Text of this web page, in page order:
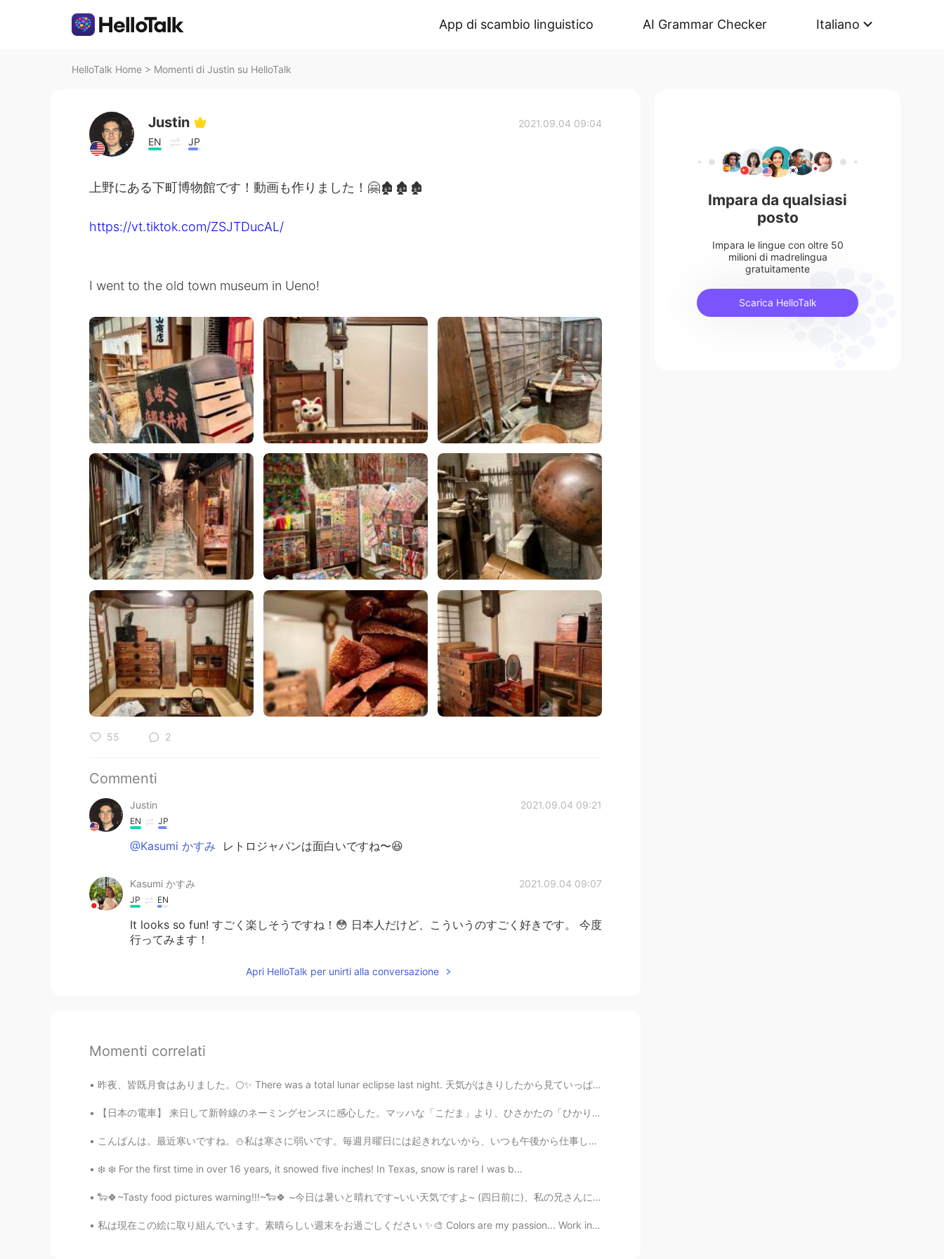
App di scambio linguistico AI Grammar Checker Italiano
HelloTalk Home > Momenti di Justin su HelloTalk
Justin
EN JP
2021.09.04 09:04
上野にある下町博物館です！動画も作りました！🤗🏚🏚🏚
https://vt.tiktok.com/ZSJTDucAL/
I went to the old town museum in Ueno!
55 2
Commenti
Justin 2021.09.04 09:21
EN JP
@Kasumi かすみ レトロジャパンは面白いですね〜😆
Kasumi かすみ 2021.09.04 09:07
JP EN
It looks so fun! すごく楽しそうですね！😳 日本人だけど、こういうのすごく好きです。 今度
行ってみます！
Apri HelloTalk per unirti alla conversazione
Momenti correlati
昨夜、皆既月食はありました。🌕✨ There was a total lunar eclipse last night. 天気がはきりしたから見ていっぱい！ The weather was ...
【日本の電車】 来日して新幹線のネーミングセンスに感心した。マッハな「こだま」より、ひさかたの「ひかり」、そしてそれを勝る「のぞみ」。 「のぞみ」は物理を超える速さ。ロマンがある。もっと速い...
こんばんは。最近寒いですね。⛄私は寒さに弱いです。毎週月曜日には起きれないから、いつも午後から仕事しています。😜今日は”忘れる日”です。最初のお客さんは私の事務所に携帯を忘れました。2番目のお客...
❄️ ❄️ For the first time in over 16 years, it snowed five inches! In Texas, snow is rare! I was b...
🐑🍀~Tasty food pictures warning!!!~🐑🍀 ~今日は暑いと晴れです~いい天気ですよ~ (四日前に)、私の兄さんに上げるケーキですよ。兄さんのお誕生日は今月。これ...
私は現在この絵に取り組んでいます。素晴らしい週末をお過ごしください ✨🎨 Colors are my passion... Work in this piece! Have an amazing...
Impara da qualsiasi
posto
Impara le lingue con oltre 50
milioni di madrelingua
gratuitamente
Scarica HelloTalk